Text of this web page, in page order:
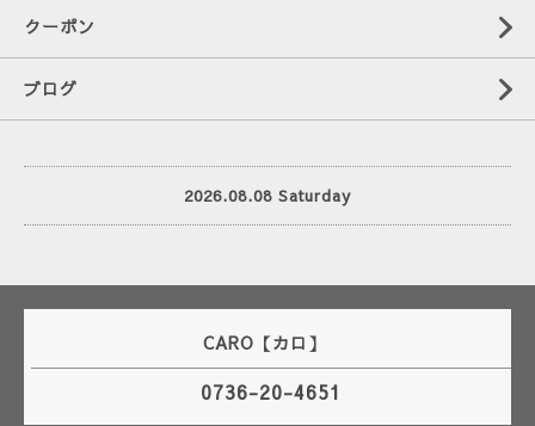
クーポン
ブログ
2026.08.08 Saturday
CARO【カロ】
0736-20-4651